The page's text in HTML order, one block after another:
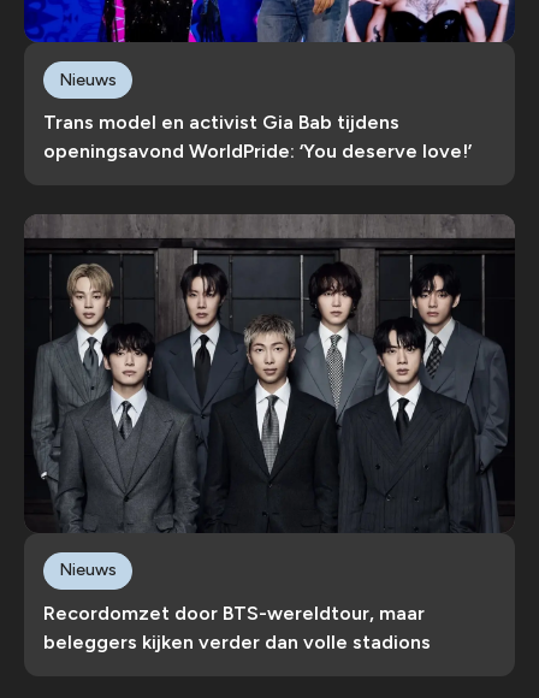
Trans model en activist Gia Bab tijdens
openingsavond WorldPride: ‘You deserve love!’
Nieuws
Recordomzet door BTS-wereldtour, maar
beleggers kijken verder dan volle stadions
Nieuws